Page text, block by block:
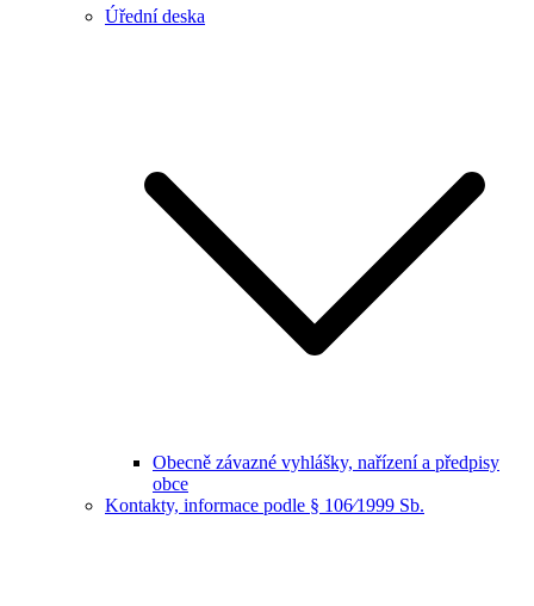
Úřední deska
Obecně závazné vyhlášky, nařízení a předpisy
obce
Kontakty, informace podle § 106⁄1999 Sb.